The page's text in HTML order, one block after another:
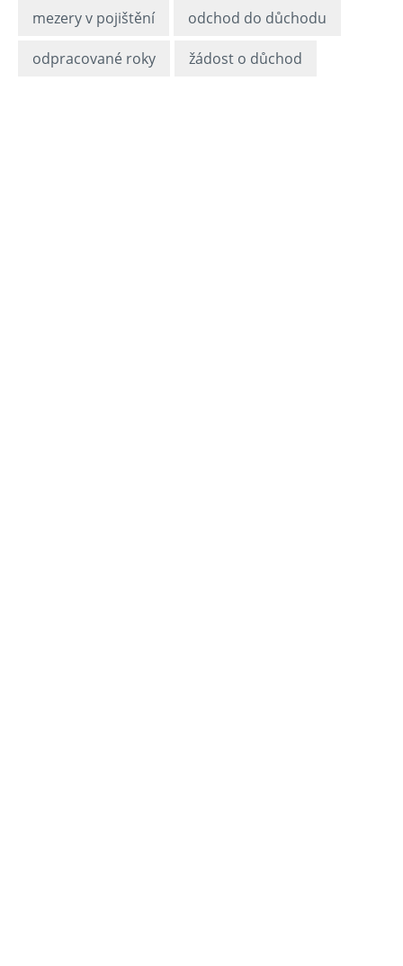
mezery v pojištění odchod do důchodu
odpracované roky žádost o důchod